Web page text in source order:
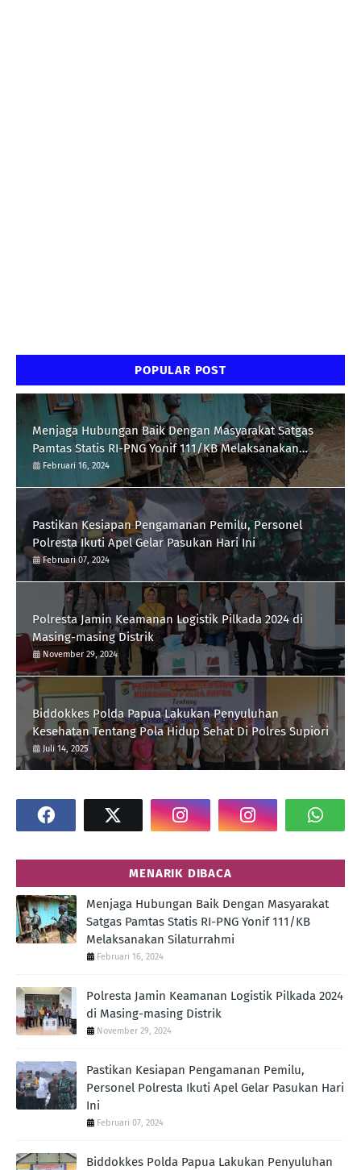
POPULAR POST
Menjaga Hubungan Baik Dengan Masyarakat Satgas
Pamtas Statis RI-PNG Yonif 111/KB Melaksanakan
Silaturrahmi
Februari 16, 2024
Pastikan Kesiapan Pengamanan Pemilu, Personel
Polresta Ikuti Apel Gelar Pasukan Hari Ini
Februari 07, 2024
Polresta Jamin Keamanan Logistik Pilkada 2024 di
Masing-masing Distrik
November 29, 2024
Biddokkes Polda Papua Lakukan Penyuluhan
Kesehatan Tentang Pola Hidup Sehat Di Polres Supiori
Juli 14, 2025
MENARIK DIBACA
Menjaga Hubungan Baik Dengan Masyarakat
Satgas Pamtas Statis RI-PNG Yonif 111/KB
Melaksanakan Silaturrahmi
Februari 16, 2024
Polresta Jamin Keamanan Logistik Pilkada 2024
di Masing-masing Distrik
November 29, 2024
Pastikan Kesiapan Pengamanan Pemilu,
Personel Polresta Ikuti Apel Gelar Pasukan Hari
Ini
Februari 07, 2024
Biddokkes Polda Papua Lakukan Penyuluhan